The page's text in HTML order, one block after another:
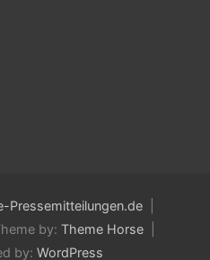
Pressemitteilungen.de
by: Theme Horse
by: WordPress